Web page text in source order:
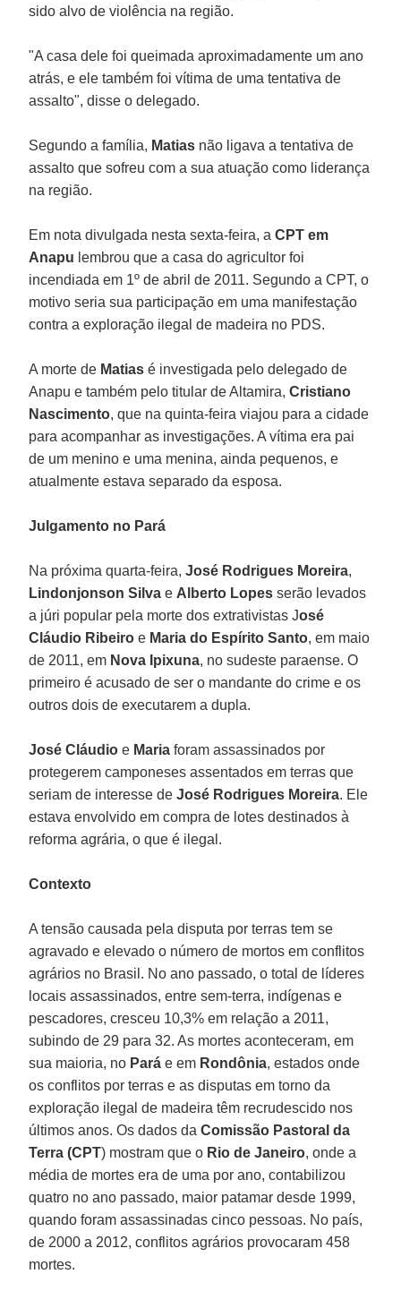
sido alvo de violência na região.
"A casa dele foi queimada aproximadamente um ano
atrás, e ele também foi vítima de uma tentativa de
assalto", disse o delegado.
Segundo a família, Matias não ligava a tentativa de
assalto que sofreu com a sua atuação como liderança
na região.
Em nota divulgada nesta sexta-feira, aCPT em
Anapu lembrou que a casa do agricultor foi
incendiada em 1º de abril de 2011. Segundo a CPT, o
motivo seria sua participação em uma manifestação
contra a exploração ilegal de madeira no PDS.
A morte de Matiasé investigada pelo delegado de
Anapu e também pelo titular de Altamira,Cristiano
Nascimento, que na quinta-feira viajou para a cidade
para acompanhar as investigações. A vítima era pai
de um menino e uma menina, ainda pequenos, e
atualmente estava separado da esposa.
Julgamento no Pará
Na próxima quarta-feira,José Rodrigues Moreira,
Lindonjonson Silva e Alberto Lopes serão levados
a júri popular pela morte dos extrativistas José
Cláudio Ribeiro e Maria do Espírito Santo, em maio
de 2011, em Nova Ipixuna, no sudeste paraense. O
primeiro é acusado de ser o mandante do crime e os
outros dois de executarem a dupla.
José Cláudioe Mariaforam assassinados por
protegerem camponeses assentados em terras que
seriam de interesse deJosé Rodrigues Moreira. Ele
estava envolvido em compra de lotes destinados à
reforma agrária, o que é ilegal.
Contexto
A tensão causada pela disputa por terras tem se
agravado e elevado o número de mortos em conflitos
agrários no Brasil. No ano passado, o total de líderes
locais assassinados, entre sem-terra, indígenas e
pescadores, cresceu 10,3% em relação a 2011,
subindo de 29 para 32. As mortes aconteceram, em
sua maioria, no Paráe em Rondônia, estados onde
os conflitos por terras e as disputas em torno da
exploração ilegal de madeira têm recrudescido nos
últimos anos. Os dados daComissão Pastoral da
Terra (CPT) mostram que o Rio de Janeiro, onde a
média de mortes era de uma por ano, contabilizou
quatro no ano passado, maior patamar desde 1999,
quando foram assassinadas cinco pessoas. No país,
de 2000 a 2012, conflitos agrários provocaram 458
mortes.